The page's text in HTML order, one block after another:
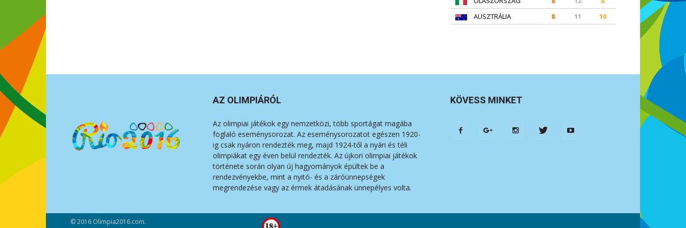
AUSZTRÁLIA
8 11 10
AZ OLIMPIÁRÓL
Az olimpiai játékok egy nemzetközi, több sportágat magába
foglaló eseménysorozat. Az eseménysorozatot egészen 1920-
ig csak nyáron rendezték meg, majd 1924-től a nyári és téli
olimpiákat egy éven belül rendezték. Az újkori olimpiai játékok
története során olyan új hagyományok épültek be a
rendezvényekbe, mint a nyitó- és a záróünnepségek
megrendezése vagy az érmek átadásának ünnepélyes volta.
KÖVESS MINKET
© 2016 Olimpia2016.com.